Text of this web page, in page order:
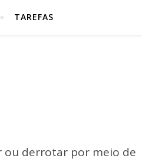
TAREFAS
ou derrotar por meio de